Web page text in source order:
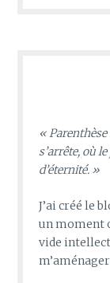
«
s’arrête, où
d’éternité. »
J’ai créé le
un moment
vide